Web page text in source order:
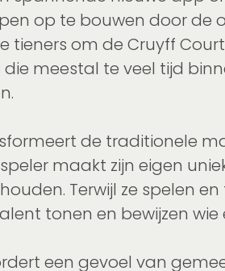
op te bouwen door de
tieners om de Cruyff
die meestal te veel tijd
de traditionele
speler maakt zijn eigen
Terwijl ze spelen
tonen en bewijzen
een gevoel van